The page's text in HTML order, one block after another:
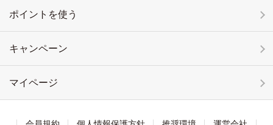
ポイントを使う
キャンペーン
マイページ